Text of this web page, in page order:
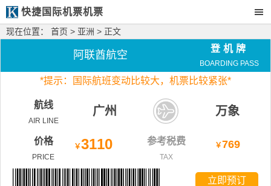
快捷国际机票机票
现在位置： 首页 > 亚洲 > 正文
阿联酋航空
登机牌
BOARDING PASS
*提示：国际航班变动比较大， 机票比较紧张*
航线
AIR LINE
广州 万象
价格
PRICE
￥3110 参考税费
TAX
￥769
立即预订